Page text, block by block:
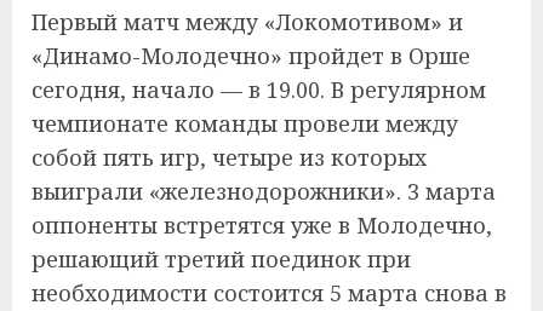
Первый матч между «Локомотивом» и
«Динамо-Молодечно» пройдет в Орше
сегодня, начало — в 19.00. В регулярном
чемпионате команды провели между
собой пять игр, четыре из которых
выиграли «железнодорожники». 3 марта
оппоненты встретятся уже в Молодечно,
решающий третий поединок при
необходимости состоится 5 марта снова в